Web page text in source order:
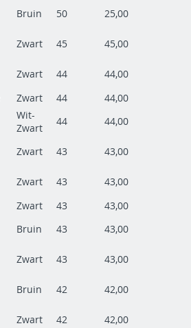
Bruin 50
25,00
Zwart 45
45,00
Zwart 44
44,00
Zwart 44
44,00
Wit-
Zwart
44
44,00
Zwart 43
43,00
Zwart 43
43,00
Zwart 43
43,00
Bruin 43
43,00
Zwart 43
43,00
Bruin 42
42,00
Zwart 42 42,00